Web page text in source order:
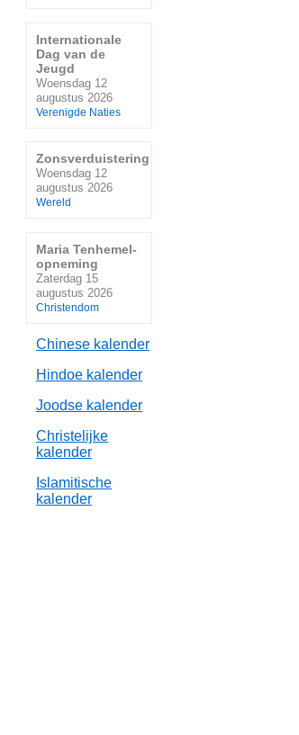
Internationale
Dag van de
Jeugd
Woensdag 12
augustus 2026
Verenigde Naties
Zonsverduistering
Woensdag 12
augustus 2026
Wereld
Maria Tenhemel-
opneming
Zaterdag 15
augustus 2026
Christendom
Chinese kalender
Hindoe kalender
Joodse kalender
Christelijke
kalender
Islamitische
kalender